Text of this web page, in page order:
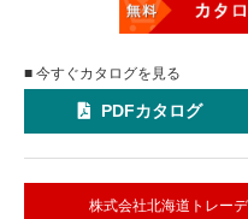
■ 今すぐカタログを見る
PDFカタログ
株式会社北海道トレー